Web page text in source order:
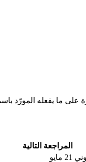
على ما يفعله المورّد
المراجعة التالية
21 مايو